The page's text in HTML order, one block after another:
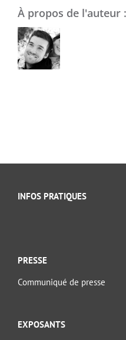
À propos de l'auteur :
INFOS PRATIQUES
PRESSE
Communiqué de presse
EXPOSANTS